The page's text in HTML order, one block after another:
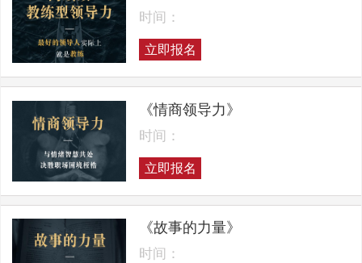
时间：
立即报名
《情商领导力》
时间：
立即报名
《故事的力量》
时间：